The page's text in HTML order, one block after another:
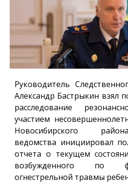
Руководитель
Александр Бастрыкин взял
расследование
участием
Новосибирского
ведомства инициировал
отчета о текущем
возбужденного по
огнестрельной травмы